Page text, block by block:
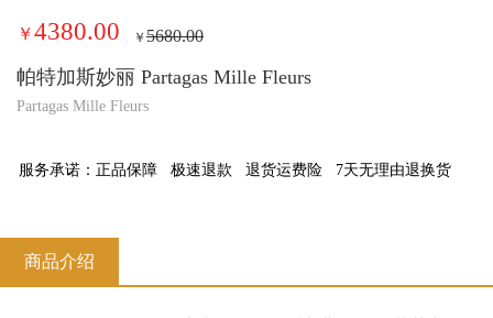
￥4380.00 ￥5680.00
帕特加斯妙丽 Partagas Mille Fleurs
Partagas Mille Fleurs
服务承诺： 正品保障 极速退款 退货运费险 7天无理由退换货
商品介绍